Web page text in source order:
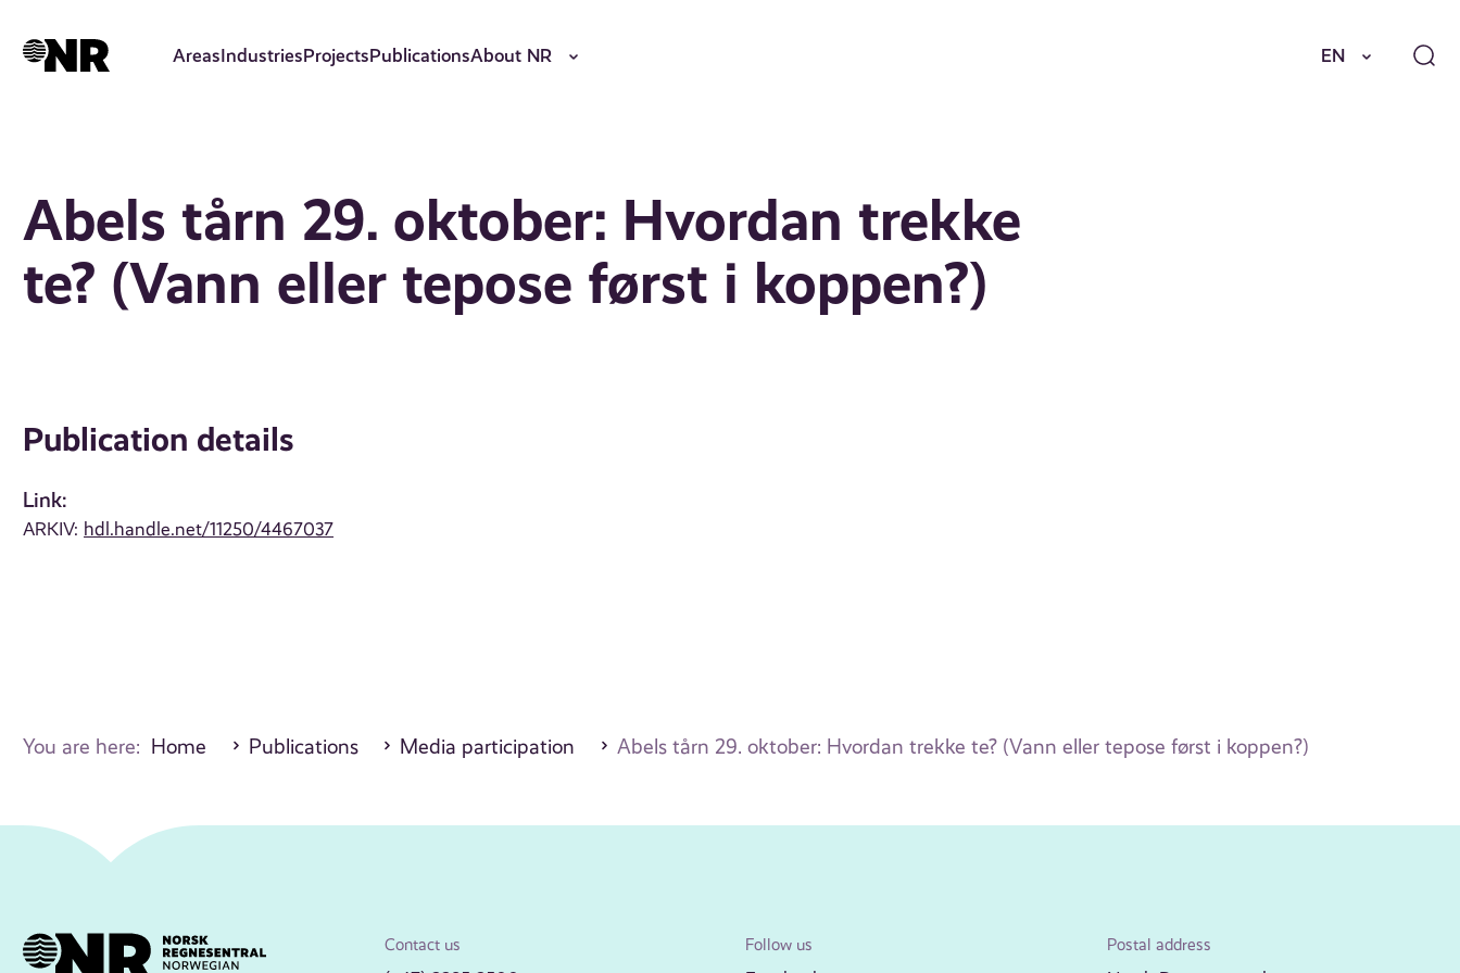
AreasIndustriesProjectsPublicationsAbout NR EN
Abels tårn 29. oktober: Hvordan trekke
te? (Vann eller tepose først i koppen?)
Publication details
Link:
ARKIV: hdl.handle.net/11250/4467037
You are here: Home Publications Media participation Abels tårn 29. oktober: Hvordan trekke te? (Vann eller tepose først i koppen?)
Contact us Follow us Postal address